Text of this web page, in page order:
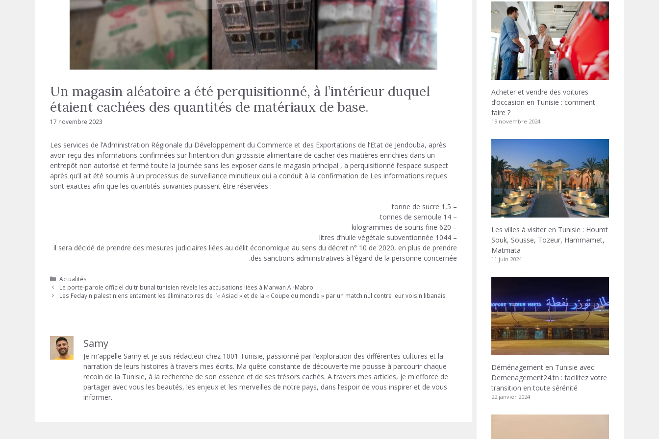
Un magasin aléatoire a été perquisitionné, à l’intérieur duquel
étaient cachées des quantités de matériaux de base.
17 novembre 2023
Les services de l’Administration Régionale du Développement du Commerce et des Exportations de l’Etat de Jendouba, après
avoir reçu des informations confirmées sur l’intention d’un grossiste alimentaire de cacher des matières enrichies dans un
entrepôt non autorisé et fermé toute la journée sans les exposer dans le magasin principal , a perquisitionné l’espace suspect
après qu’il ait été soumis à un processus de surveillance minutieux qui a conduit à la confirmation de Les informations reçues
sont exactes afin que les quantités suivantes puissent être réservées :
– 1,5 tonne de sucre
– 14 tonnes de semoule
– 620 kilogrammes de souris fine
– 1044 litres d’huile végétale subventionnée
Il sera décidé de prendre des mesures judiciaires liées au délit économique au sens du décret n° 10 de 2020, en plus de prendre
des sanctions administratives à l’égard de la personne concernée.
Catégories
Actualités
Le porte-parole officiel du tribunal tunisien révèle les accusations liées à Marwan Al-Mabro
Les Fedayin palestiniens entament les éliminatoires de l’« Asiad » et de la « Coupe du monde » par un match nul contre leur voisin libanais
Samy
Je m'appelle Samy et je suis rédacteur chez 1001 Tunisie, passionné par l’exploration des différentes cultures et la
narration de leurs histoires à travers mes écrits. Ma quête constante de découverte me pousse à parcourir chaque
recoin de la Tunisie, à la recherche de son essence et de ses trésors cachés. A travers mes articles, je m'efforce de
partager avec vous les beautés, les enjeux et les merveilles de notre pays, dans l’espoir de vous inspirer et de vous
informer.
Acheter et vendre des voitures
d’occasion en Tunisie : comment
faire ?
19 novembre 2024
Les villes à visiter en Tunisie : Houmt
Souk, Sousse, Tozeur, Hammamet,
Matmata
11 juin 2024
Déménagement en Tunisie avec
Demenagement24.tn : facilitez votre
transition en toute sérénité
22 janvier 2024